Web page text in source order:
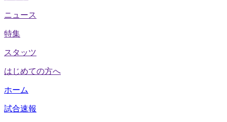
ニュース
特集
スタッツ
はじめての方へ
ホーム
試合速報